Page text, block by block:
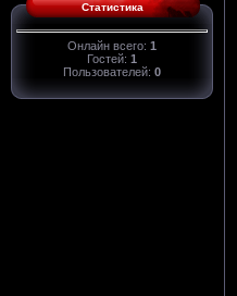
Статистика
Онлайн всего: 1
Гостей: 1
Пользователей: 0